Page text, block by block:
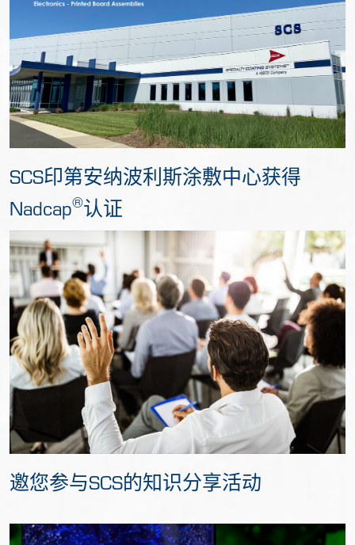
SCS印第安纳波利斯涂敷中心获得
Nadcap®认证
邀您参与SCS的知识分享活动